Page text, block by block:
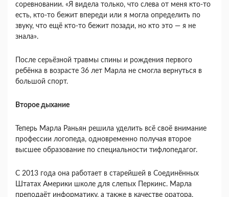
соревновании. «Я видела только, что слева от меня кто-то
есть, кто-то бежит впереди или я могла определить по
звуку, что ещё кто-то бежит позади, но кто это — я не
знала».
После серьёзной травмы спины и рождения первого
ребёнка в возрасте 36 лет Марла не смогла вернуться в
большой спорт.
Второе дыхание
Теперь Марла Раньян решила уделить всё своё внимание
профессии логопеда, одновременно получая второе
высшее образование по специальности тифлопедагог.
С 2013 года она работает в старейшей в Соединённых
Штатах Америки школе для слепых Перкинс. Марла
преподаёт информатику, а также в качестве оратора,